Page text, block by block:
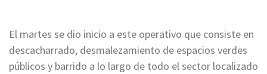
El martes se dio inicio a este operativo que consiste en
descacharrado, desmalezamiento de espacios verdes
públicos y barrido a lo largo de todo el sector localizado